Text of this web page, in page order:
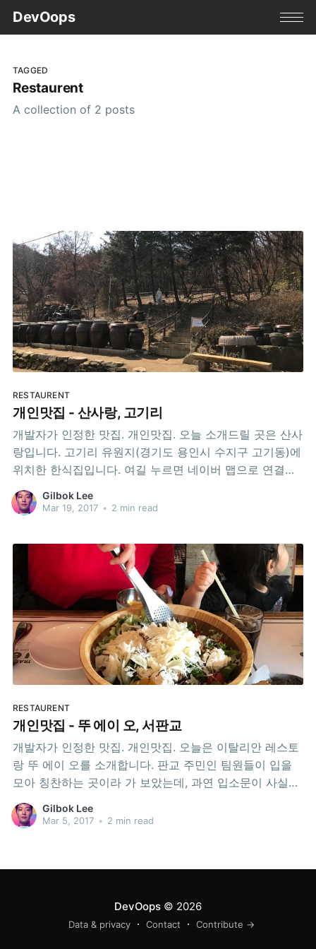
DevOops
TAGGED
Restaurent
A collection of 2 posts
RESTAURENT
개인맛집 - 산사랑, 고기리
개발자가 인정한 맛집. 개인맛집. 오늘 소개드릴 곳은 산사
랑입니다. 고기리 유원지(경기도 용인시 수지구 고기동)에
위치한 한식집입니다. 여길 누르면 네이버 맵으로 연결됩
니다. 전화번호는 031-263-6070 입니다. 메뉴 고를 것 없
이 1인 15,000원 짜리 상이 나옵니다. 식사는 어른 아이 할
Gilbok Lee
Mar 19, 2017 • 2 min read
RESTAURENT
개인맛집 - 뚜 에이 오, 서판교
개발자가 인정한 맛집. 개인맛집. 오늘은 이탈리안 레스토
랑 뚜 에이 오를 소개합니다. 판교 주민인 팀원들이 입을
모아 칭찬하는 곳이라 가 보았는데, 과연 입소문이 사실이
더라구요. 한 달 사이 서너번 다녀온 것 같습니다. 위치는
여길 누르면 네이버맵으로 연결. 전화번호는 031-8016-
Gilbok Lee
Mar 5, 2017 • 2 min read
DevOops© 2026
Data & privacy Contact Contribute →